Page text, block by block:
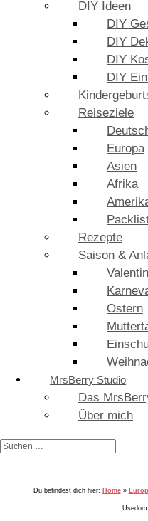
DIY Ideen
DIY
DIY
DIY
DIY
Reiseziele
Europa
Asien
Afrika
Rezepte
Saison &
Ostern
MrsBerry Studio
Das
Über mich
Du befindest dich hier: Home»